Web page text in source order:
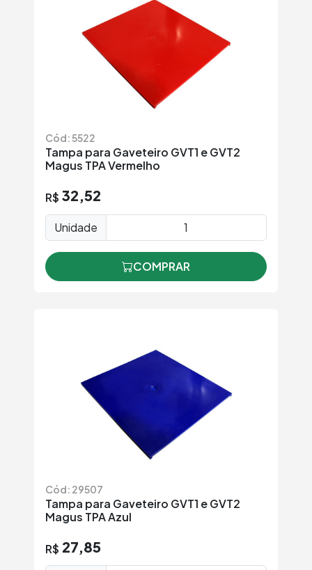
Cód: 5522
Tampa para Gaveteiro GVT1 e GVT2
Magus TPA Vermelho
R$ 32,52
Unidade
COMPRAR
Cód: 29507
Tampa para Gaveteiro GVT1 e GVT2
Magus TPA Azul
R$ 27,85